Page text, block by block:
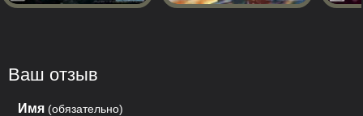
Ваш отзыв
Имя (обязательно)